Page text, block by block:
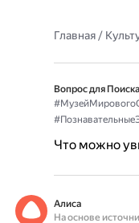
Главная/
Вопрос для
Что можно
Алиса
На основе